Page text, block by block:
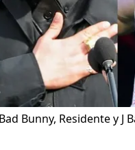
Bad Bunny, Residente y